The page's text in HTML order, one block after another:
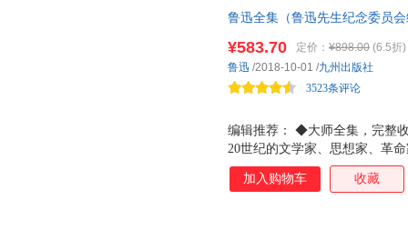
鲁迅全集（鲁迅先生纪念委员
编辑推荐： ◆大师全集，完整
20世纪的文学家、思想家、革
本，后来弃医从文，他用笔耕
外思想文化领域有着极高的声
¥583.70 定价： ¥898.00 (6.5折)
3523条评论
鲁迅 /2018-10-01 /九州出版社
加入购物车 收藏